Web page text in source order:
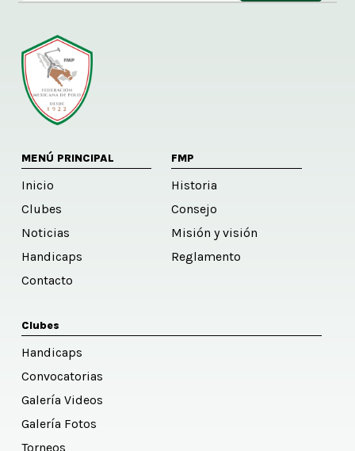
MENÚ PRINCIPAL
Inicio
Clubes
Noticias
Handicaps
Contacto
FMP
Historia
Consejo
Misión y visión
Reglamento
Clubes
Handicaps
Convocatorias
Galería Videos
Galería Fotos
Torneos